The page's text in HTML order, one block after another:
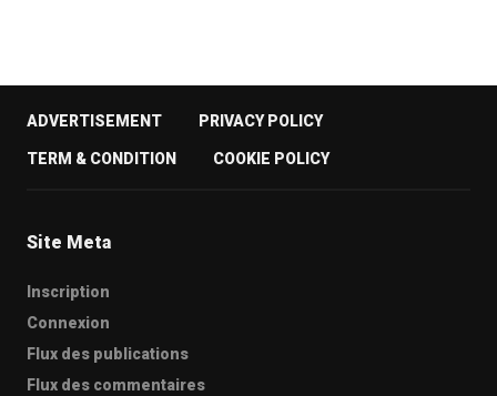
ADVERTISEMENT PRIVACY POLICY
TERM & CONDITION COOKIE POLICY
Site Meta
Inscription
Connexion
Flux des publications
Flux des commentaires